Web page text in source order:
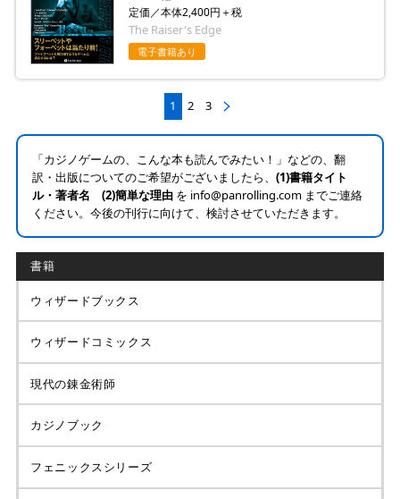
定価／本体2,400円＋税
The Raiser's Edge
電子書籍あり
1 2 3
「カジノゲームの、こんな本も読んでみたい！」などの、翻
訳・出版についてのご希望がございましたら、 (1)書籍タイト
ル・著者名 (2)簡単な理由 を info@panrolling.com までご連絡
ください。今後の刊行に向けて、検討させていただきます。
書籍
ウィザードブックス
ウィザードコミックス
現代の錬金術師
カジノブック
フェニックスシリーズ